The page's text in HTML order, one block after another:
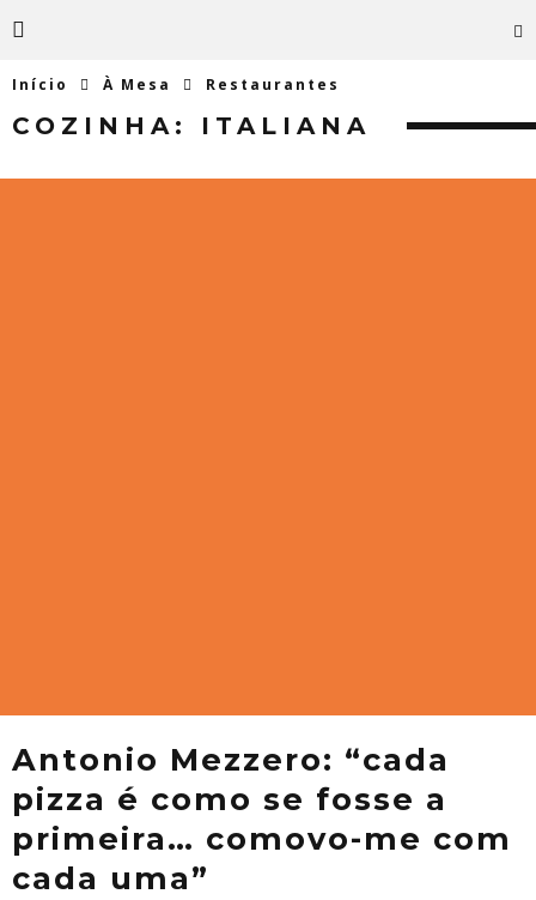
Início À Mesa Restaurantes
COZINHA: ITALIANA
Antonio Mezzero: “cada
pizza é como se fosse a
primeira… comovo-me com
cada uma”